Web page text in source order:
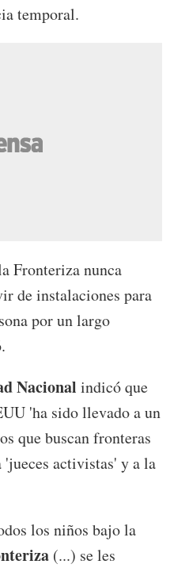
temporal.
Fronteriza nunca
de instalaciones para
por un largo
Nacional indicó que
'ha sido llevado a un
que buscan fronteras
activistas' y a la
los niños bajo la
(...) se les